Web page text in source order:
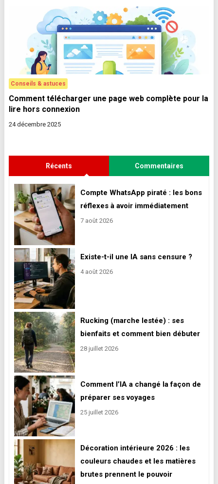
Conseils & astuces
Comment télécharger une page web complète pour la
lire hors connexion
24 décembre 2025
Récents Commentaires
Compte WhatsApp piraté : les bons
réflexes à avoir immédiatement
7 août 2026
Existe-t-il une IA sans censure ?
4 août 2026
Rucking (marche lestée) : ses
bienfaits et comment bien débuter
28 juillet 2026
Comment l’IA a changé la façon de
préparer ses voyages
25 juillet 2026
Décoration intérieure 2026 : les
couleurs chaudes et les matières
brutes prennent le pouvoir